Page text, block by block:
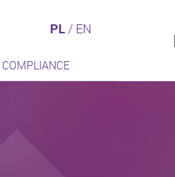
PL/ EN
COMPLIANCE